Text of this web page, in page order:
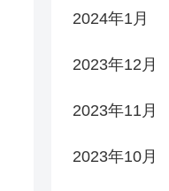
2024年1月
2023年12月
2023年11月
2023年10月